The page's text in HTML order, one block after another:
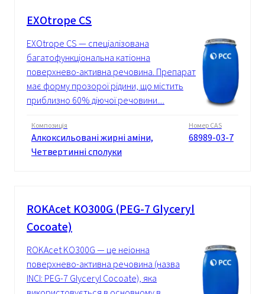
EXOtrope CS
EXOtrope CS — спеціалізована
багатофункціональна катіонна
поверхнево-активна речовина. Препарат
має форму прозорої рідини, що містить
приблизно 60% діючої речовини....
Композиція
Алкоксильовані жирні аміни,
Четвертинні сполуки
Номер CAS
68989-03-7
ROKAcet KO300G (PEG-7 Glyceryl
Cocoate)
ROKAcet KO300G — це неіонна
поверхнево-активна речовина (назва
INCI: PEG-7 Glyceryl Cocoate), яка